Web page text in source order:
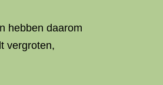
hebben daarom
vergroten,